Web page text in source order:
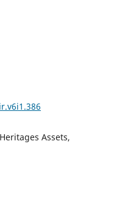
Assets,